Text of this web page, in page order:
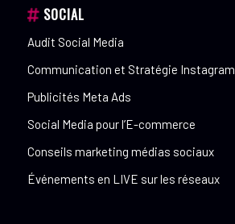
SOCIAL
Audit Social Media
Communication et Stratégie Instagram
Publicités Meta Ads
Social Media pour l’E-commerce
Conseils marketing médias sociaux
Événements en LIVE sur les réseaux